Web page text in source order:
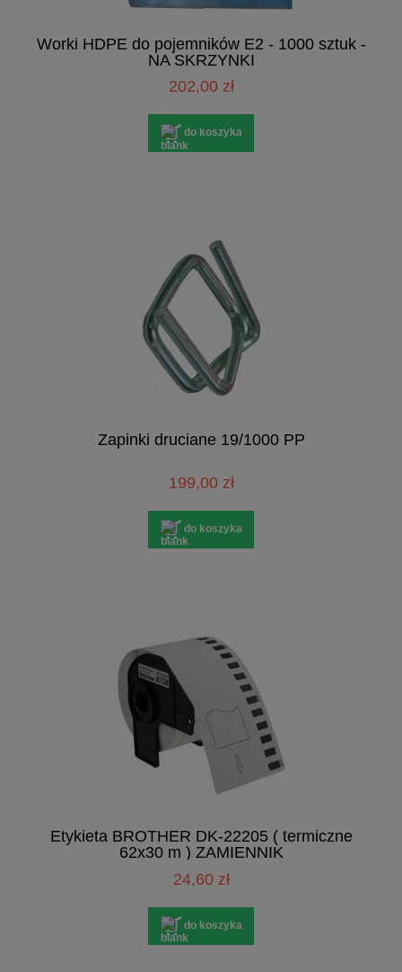
Worki HDPE do pojemników E2 - 1000 sztuk -
NA SKRZYNKI
202,00 zł
do koszyka
Zapinki druciane 19/1000 PP
199,00 zł
do koszyka
Etykieta BROTHER DK-22205 ( termiczne
62x30 m ) ZAMIENNIK
24,60 zł
do koszyka